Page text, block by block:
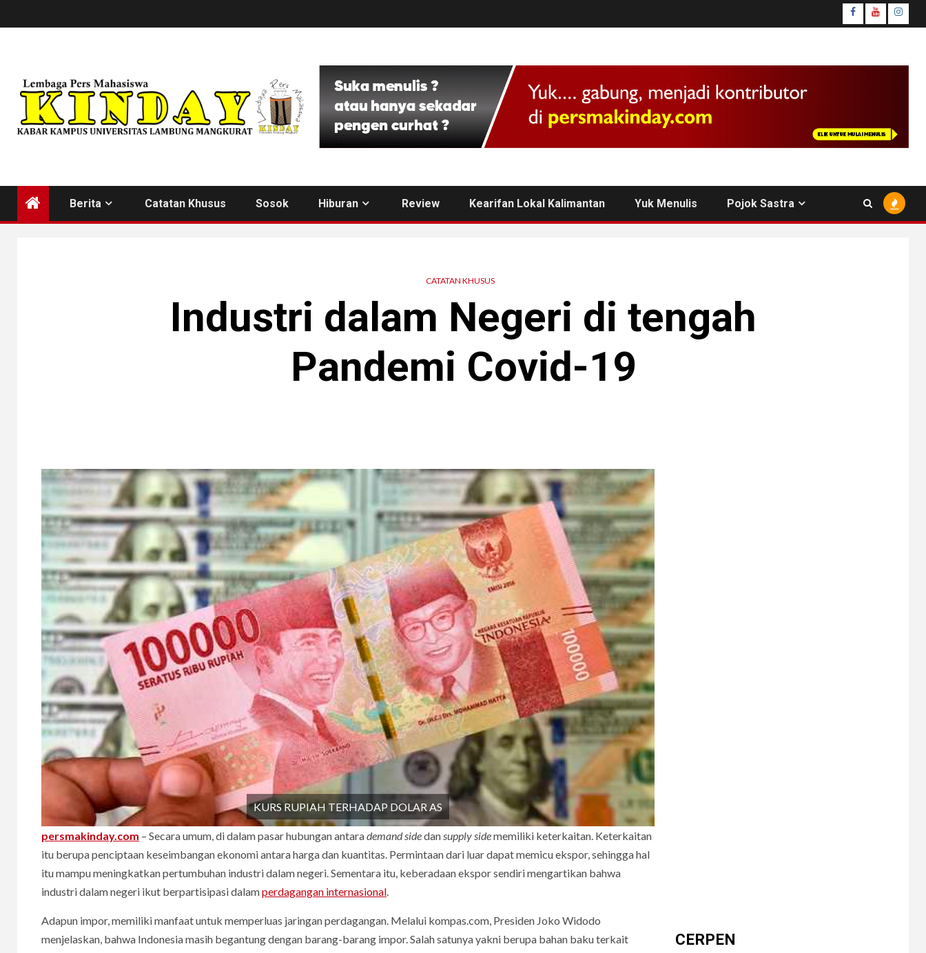
to
facebook
youtube
Berita Catatan Khusus Sosok Hiburan Review Kearifan Lokal Kalimantan Yuk Menulis Pojok Sastra
CATATAN KHUSUS
Industri dalam Negeri di tengah
Pandemi Covid-19
KURS RUPIAH TERHADAP DOLAR AS
persmakinday.com – Secara umum, di dalam pasar hubungan antarademand sidedan supply sidememiliki keterkaitan. Keterkaitan
itu berupa penciptaan keseimbangan ekonomi antara harga dan kuantitas. Permintaan dari luar dapat memicu ekspor, sehingga hal
itu mampu meningkatkan pertumbuhan industri dalam negeri. Sementara itu, keberadaan ekspor sendiri mengartikan bahwa
industri dalam negeri ikut berpartisipasi dalamperdagangan internasional
Adapun impor, memiliki manfaat untuk memperluas jaringan perdagangan. Melalui kompas.com, Presiden Joko Widodo
menjelaskan, bahwa Indonesia masih begantung dengan barang-barang impor. Salah satunya yakni berupa bahan baku terkait
CERPEN